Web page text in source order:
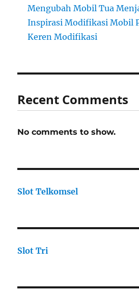
Mengubah Mobil Tua
Inspirasi Modifikasi Mobil
Keren Modifikasi
Recent Comments
No comments to show.
Slot Telkomsel
Slot Tri